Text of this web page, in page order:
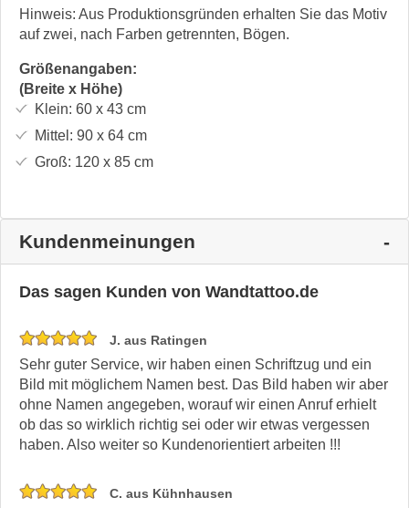
Hinweis: Aus Produktionsgründen erhalten Sie das Motiv
auf zwei, nach Farben getrennten, Bögen.
Größenangaben:
(Breite x Höhe)
Klein: 60 x 43cm
Mittel: 90 x 64cm
Groß: 120 x 85cm
Kundenmeinungen
Das sagen Kunden von Wandtattoo.de
J. aus Ratingen
Sehr guter Service, wir haben einen Schriftzug und ein
Bild mit möglichem Namen best. Das Bild haben wir aber
ohne Namen angegeben, worauf wir einen Anruf erhielt
ob das so wirklich richtig sei oder wir etwas vergessen
haben. Also weiter so Kundenorientiert arbeiten !!!
C. aus Kühnhausen